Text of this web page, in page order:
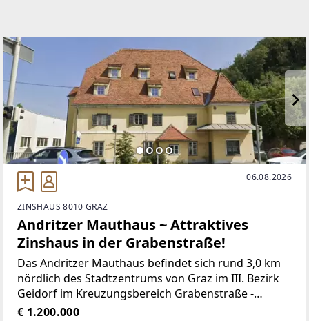
06.08.2026
ZINSHAUS 8010 GRAZ
Andritzer Mauthaus ~ Attraktives
Zinshaus in der Grabenstraße!
Das Andritzer Mauthaus befindet sich rund 3,0 km
nördlich des Stadtzentrums von Graz im III. Bezirk
Geidorf im Kreuzungsbereich Grabenstraße -
Andritzer Reichsstraße - Körösistraße. Der
€ 1.200.000